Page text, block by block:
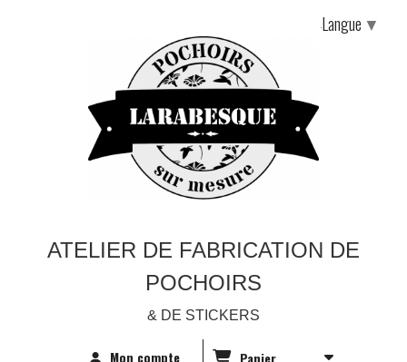
ATELIER DE FABRICATION DE
POCHOIRS
& DE STICKERS
Mon compte Panier
Langue ▼